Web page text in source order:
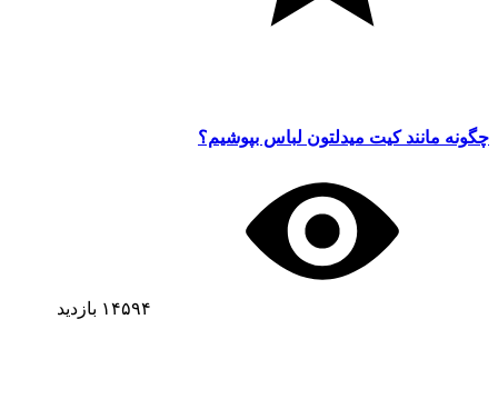
چگونه مانند کیت میدلتون لباس بپوشیم؟
۱۴۵۹۴ بازدید